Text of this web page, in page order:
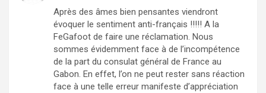
Après des âmes bien pensantes viendront
évoquer le sentiment anti-français !!!!! A la
FeGafoot de faire une réclamation. Nous
sommes évidemment face à de l’incompétence
de la part du consulat général de France au
Gabon. En effet, l’on ne peut rester sans réaction
face à une telle erreur manifeste d’appréciation